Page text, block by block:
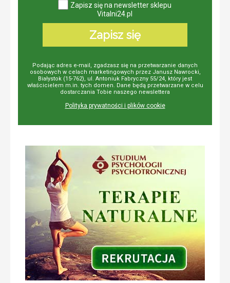
Zapisz się na newsletter sklepu
Vitalni24.pl
Zapisz się
Podając adres e-mail, zgadzasz się na przetwarzanie danych
osobowych w celach marketingowych przez Janusz Nawrocki,
Białystok (15-762), ul. Antoniuk Fabryczny 55/24, który jest
właścicielem m.in. tych domen. Dane będą przetwarzane w celu
dostarczania Tobie naszego newslettera
Polityka prywatności i plików cookie